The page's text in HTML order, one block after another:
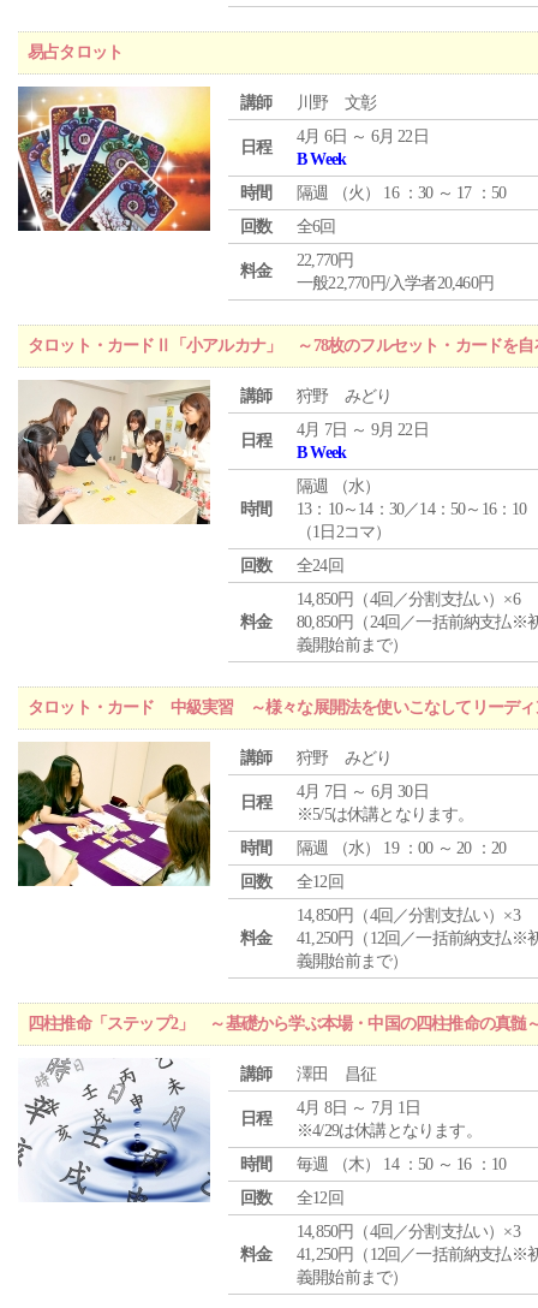
易占タロット
講師 川野 文彰
日程
4月 6日 ～ 6月 22日
B Week
時間
隔週 （火 ） 16 ：30 ～ 17 ：50
回数
全6回
料金
22,770円
一般22,770円/入学者20,460円
タロット・カードⅡ「小アルカナ」 ～78枚のフルセット・カードを自
講師 狩野 みどり
日程
4月 7日 ～ 9月 22日
B Week
時間
隔週 （水）
13：10～14：30／14：50～16：10
（1日2コマ）
回数
全24回
料金
14,850円（4回／分割支払い）×6
80,850円（24回／一括前納支払※
義開始前まで）
タロット・カード 中級実習 ～様々な展開法を使いこなしてリーディ
講師 狩野 みどり
日程
4月 7日 ～ 6月 30日
※5/5は休講となります。
時間
隔週 （水） 19 ：00 ～ 20 ：20
回数
全12回
料金
14,850円（4回／分割支払い）×3
41,250円（12回／一括前納支払※
義開始前まで）
四柱推命「ステップ2」 ～基礎から学ぶ本場・中国の四柱推命の真髄
講師 澤田 昌征
日程
4月 8日 ～ 7月 1日
※4/29は休講となります。
時間
毎週 （木） 14 ：50 ～ 16 ：10
回数
全12回
料金
14,850円（4回／分割支払い）×3
41,250円（12回／一括前納支払※
義開始前まで）